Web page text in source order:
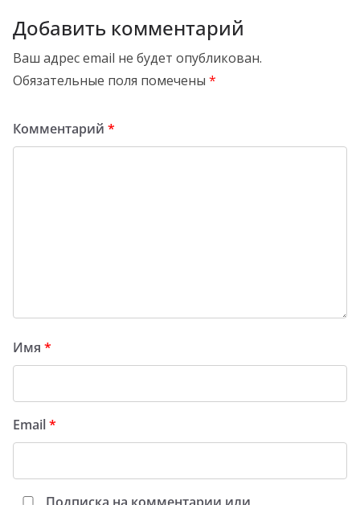
Добавить комментарий
Ваш адрес email не будет опубликован.
Обязательные поля помечены *
Комментарий *
Имя *
Email*
Подписка на комментарии или